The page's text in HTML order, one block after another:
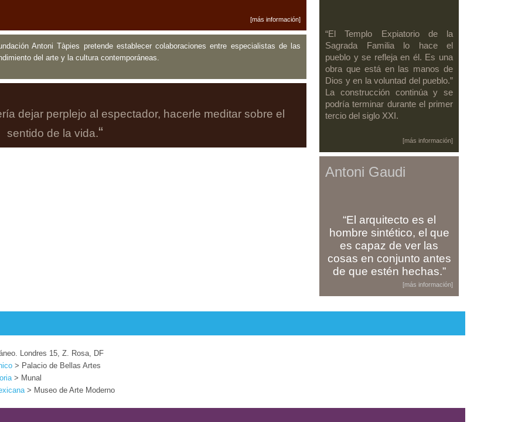
[más información]
Antoni Tàpies pretende establecer colaboraciones entre especialistas de las
del arte y la cultura contemporáneas.
dejar perplejo al espectador, hacerle meditar sobre el
sentido de la vida.“
“El Templo Expiatorio de la
Sagrada Familia lo hace el
pueblo y se refleja en él. Es una
obra que está en las manos de
Dios y en la voluntad del pueblo.”
La construcción continúa y se
podría terminar durante el primer
tercio del siglo XXI.
[más información]
Antoni Gaudi
“El arquitecto es el
hombre sintético, el que
es capaz de ver las
cosas en conjunto antes
de que estén hechas.”
[más información]
Londres 15, Z. Rosa, DF
> Palacio de Bellas Artes
> Munal
> Museo de Arte Moderno